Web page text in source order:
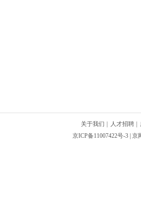
关于我们 人才招聘
京ICP备11007422号-3 |